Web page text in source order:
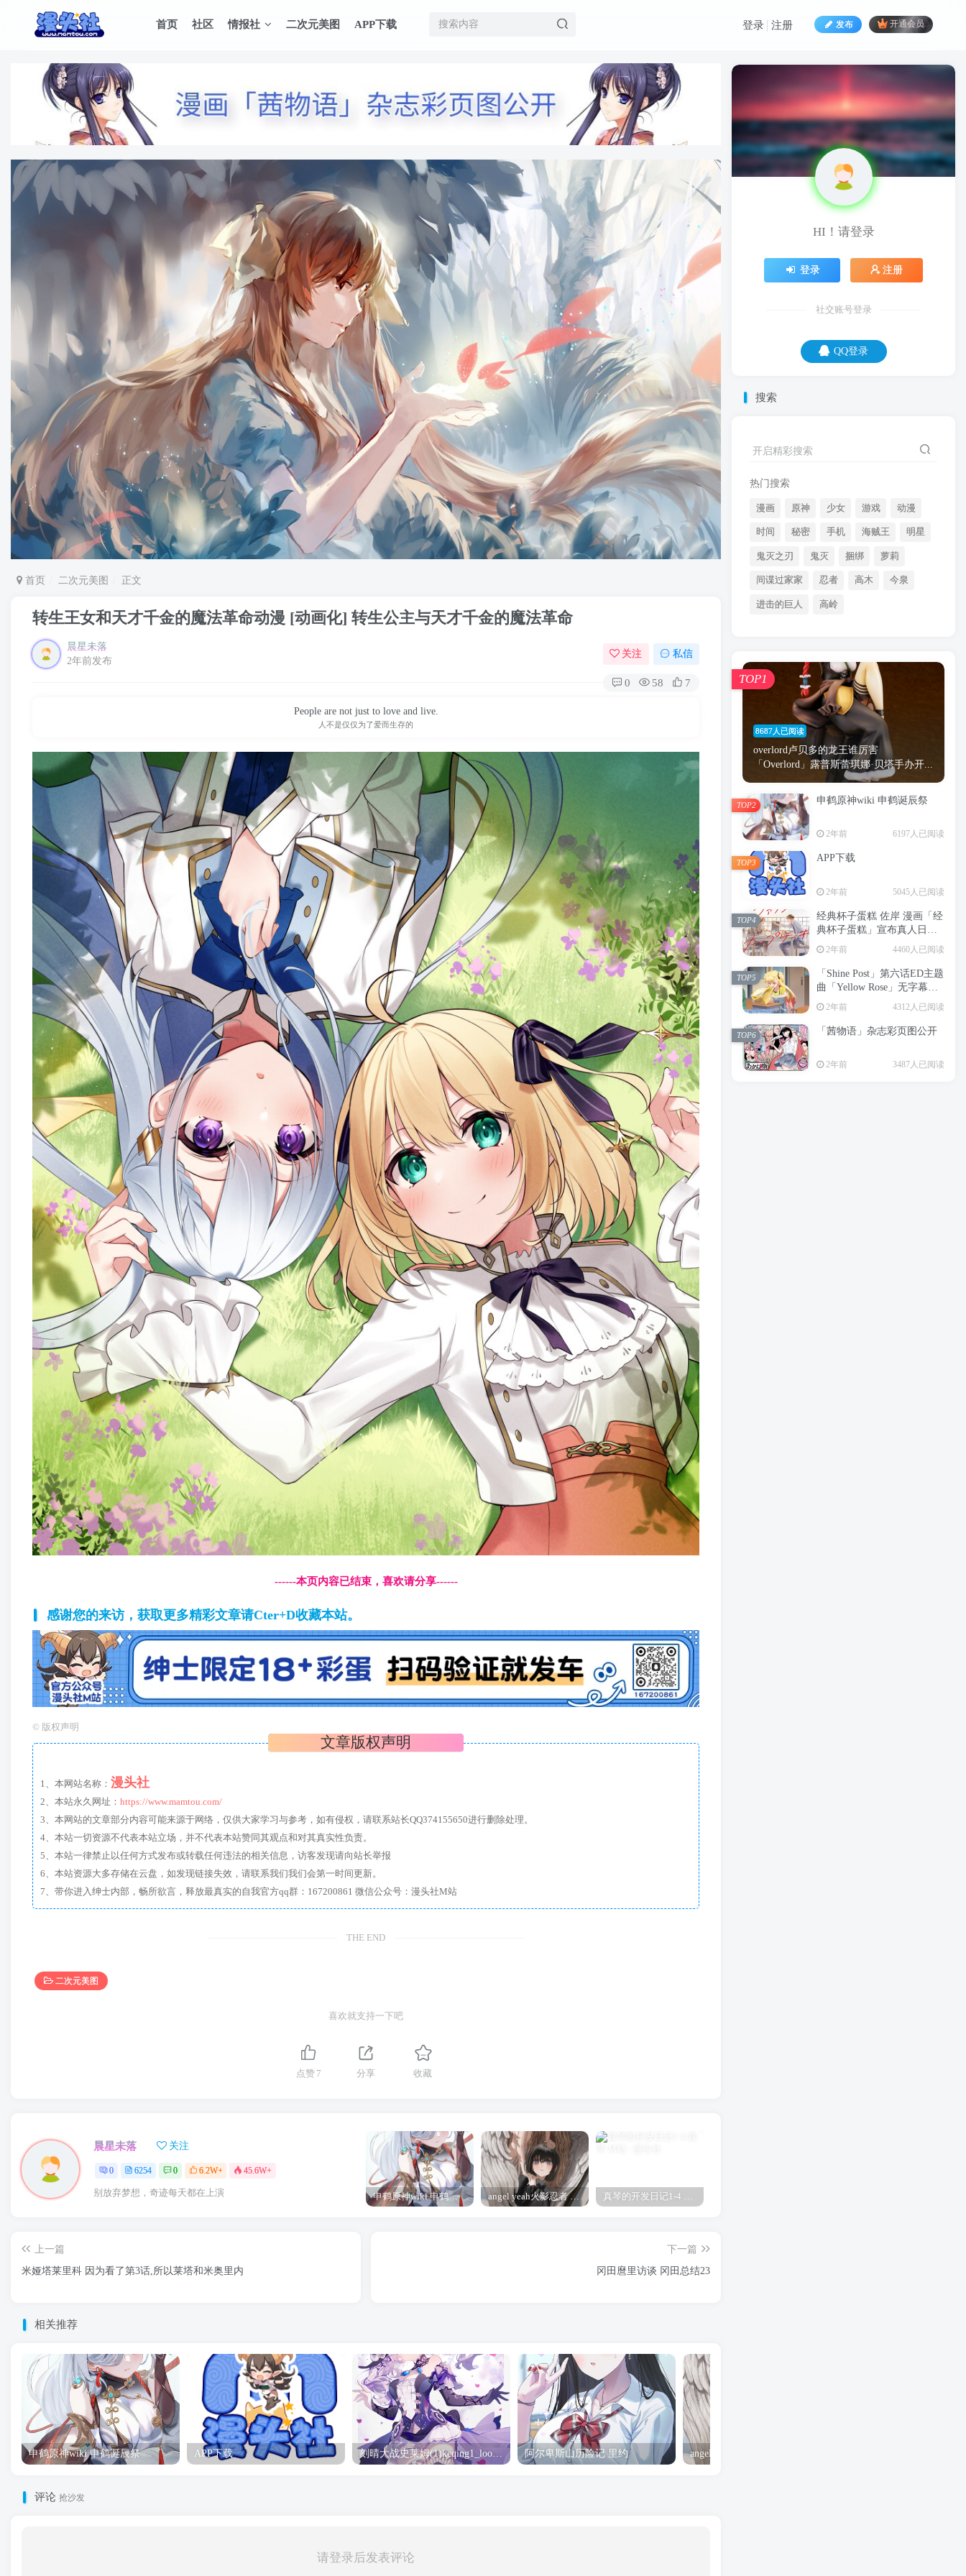
首页 社区 情报社 二次元美图 APP下载 发布 开通会员
登录 注册
首页 二次元美图 正文
转生王女和天才千金的魔法革命动漫 [动画化] 转生公主与天才千金的魔法革命
晨星未落
2年前发布
关注 私信
0 58 7
People are not just to love and live.
人不是仅仅为了爱而生存的
------本页内容已结束，喜欢请分享------
感谢您的来访，获取更多精彩文章请Cter+D收藏本站。
© 版权声明
文章版权声明
1、本网站名称： 漫头社
2、本站永久网址： https://www.mamtou.com/
3、本网站的文章部分内容可能来源于网络，仅供大家学习与参考，如有侵权，请联系站长QQ374155650进行删除处理。
4、本站一切资源不代表本站立场，并不代表本站赞同其观点和对其真实性负责。
5、本站一律禁止以任何方式发布或转载任何违法的相关信息，访客发现请向站长举报
6、本站资源大多存储在云盘，如发现链接失效，请联系我们我们会第一时间更新。
7、带你进入绅士内部，畅所欲言，释放最真实的自我官方qq群：167200861 微信公众号：漫头社M站
THE END
二次元美图
喜欢就支持一下吧
点赞 7 分享 收藏
晨星未落 关注
0 6254 0 6.2W+ 45.6W+
别放弃梦想，奇迹每天都在上演 申鹤原神wiki 申鹤诞辰祭 angel yeah火影忍者 Angel 真琴的开发日记1-4 真琴
上一篇
米娅塔莱里科 因为看了第3话,所以莱塔和米奥里内
下一篇
冈田麿里访谈 冈田总结23
相关推荐
申鹤原神wiki 申鹤诞辰祭 APP下载 刻晴大战史莱姆(1)keqing1_loop_s_1080(2) 刻晴 阿尔卑斯山历险记 里约 angel yeah火影忍者 Angel
评论 抢沙发
请登录后发表评论
HI！请登录
登录 注册
社交账号登录
QQ登录
搜索
开启精彩搜索
热门搜索
漫画 原神 少女 游戏 动漫
时间 秘密 手机 海贼王 明星
鬼灭之刃 鬼灭 捆绑 萝莉
间谍过家家 忍者 高木 今泉
进击的巨人 高岭
8687人已阅读
overlord卢贝多的龙王谁厉害
「Overlord」露普斯蕾琪娜·贝塔手办开...
TOP1
申鹤原神wiki 申鹤诞辰祭
2年前 6197人已阅读
TOP2
APP下载
2年前 5045人已阅读
TOP3
经典杯子蛋糕 佐岸 漫画「经
典杯子蛋糕」宣布真人日剧
化
2年前 4460人已阅读
TOP4
「Shine Post」第六话ED主题
曲「Yellow Rose」无字幕MV
公开
2年前 4312人已阅读
TOP5
「茜物语」杂志彩页图公开
2年前 3487人已阅读
TOP6
HI！请登录
登录 注册
社交账号登录
QQ登录
这辈子最想当的就是那种，有两个臭钱就
时间 秘密 手机 海贼王
鬼灭 捆绑 萝莉
间谍过家家 忍者 高木
进击的巨人 高岭
8687人已阅读
overlord卢贝多的龙王谁厉害
「Overlord」露普斯蕾琪娜·贝塔手办开...
TOP1
申鹤原神wiki 申鹤诞辰祭
2年前 6197人已阅读
TOP2
APP下载
2年前 5045人已阅读
TOP3
经典杯子蛋糕 佐岸 漫画「经
典杯子蛋糕」宣布真人日剧
TOP4